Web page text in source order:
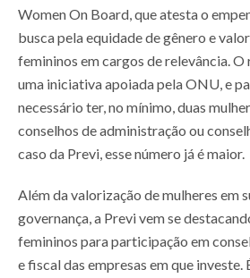
Women On Board, que atesta o
busca pela equidade de gênero e
femininos em cargos de relevância.
uma iniciativa apoiada pela ONU, e
necessário ter, no mínimo, duas
conselhos de administração ou
caso da Previ, esse número já é maior.
Além da valorização de mulheres em
governança, a Previ vem se
femininos para participação em
e fiscal das empresas em que investe.